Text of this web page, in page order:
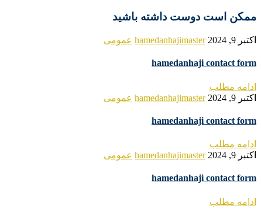
ممکن است دوست داشته باشید
اکتبر 9, 2024 hamedanhajimaster عمومی
hamedanhaji contact form
ادامه مطلب
اکتبر 9, 2024
hamedanhajimaster عمومی
hamedanhaji contact form
ادامه مطلب
اکتبر 9, 2024
hamedanhajimaster عمومی
hamedanhaji contact form
ادامه مطلب